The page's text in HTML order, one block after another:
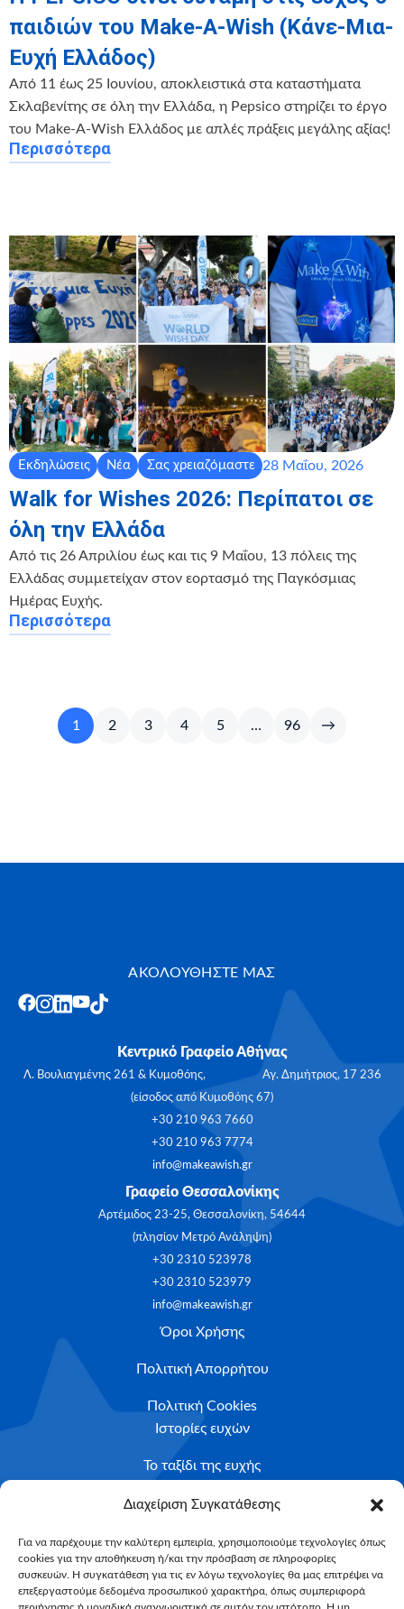
Διαχείριση Συγκατάθεσης
Για να παρέχουμε την καλύτερη εμπειρία, χρησιμοποιούμε τεχνολογίες όπως
cookies για την αποθήκευση ή/και την πρόσβαση σε πληροφορίες
συσκευών. Η συγκατάθεση για τις εν λόγω τεχνολογίες θα μας επιτρέψει να
επεξεργαστούμε δεδομένα προσωπικού χαρακτήρα, όπως συμπεριφορά
παιδιών του Make-A-Wish (Κάνε-Μια-
Ευχή Ελλάδος)
Από 11 έως 25 Ιουνίου, αποκλειστικά στα καταστήματα
Σκλαβενίτης σε όλη την Ελλάδα, η Pepsico στηρίζει το έργο
του Make-A-Wish Ελλάδος με απλές πράξεις μεγάλης αξίας!
Περισσότερα
Εκδηλώσεις Νέα Σας χρειαζόμαστε 28 Μαΐου, 2026
Walk for Wishes 2026: Περίπατοι σε
όλη την Ελλάδα
Από τις 26 Απριλίου έως και τις 9 Μαΐου, 13 πόλεις της
Ελλάδας συμμετείχαν στον εορτασμό της Παγκόσμιας
Ημέρας Ευχής.
Περισσότερα
1 2 3 4 5 … 96 →
ΑΚΟΛΟΥΘΗΣΤΕ ΜΑΣ
Κεντρικό Γραφείο Αθήνας
Λ. Βουλιαγμένης 261 & Κυμοθόης, Αγ. Δημήτριος, 17 236
(είσοδος από Κυμοθόης 67)
+30 210 963 7660
+30 210 963 7774
info@makeawish.gr
Γραφείο Θεσσαλονίκης
Αρτέμιδος 23-25, Θεσσαλονίκη, 54644
(πλησίον Μετρό Ανάληψη)
+30 2310 523978
+30 2310 523979
info@makeawish.gr
Όροι Χρήσης
Πολιτική Απορρήτου
Πολιτική Cookies
Ιστορίες ευχών
Το ταξίδι της ευχής
Κριτήρια Καταλληλότητας
Υποβολή Αιτήματος
NEWSLETTER
Email*